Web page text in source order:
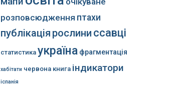
розповсюдження птахи
публікація рослини ссавці
статистика україна фрагментація
хабітати червона книга індикатори
іспанія